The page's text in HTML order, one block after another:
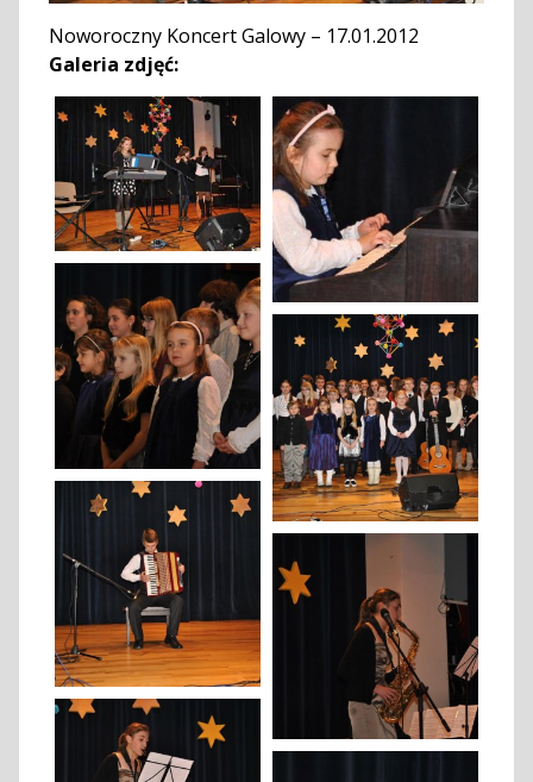
Noworoczny Koncert Galowy – 17.01.2012
Galeria zdjęć: